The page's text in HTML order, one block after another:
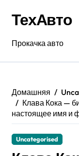
содержанию
ТехАвто
Прокачка авто
Домашняя
Клава Кока —
настоящее имя и
Uncategorised